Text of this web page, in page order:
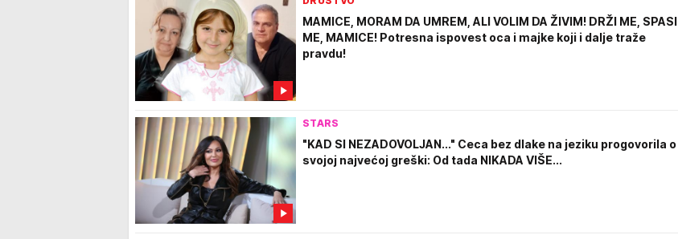
MAMICE, MORAM DA UMREM, ALI VOLIM DA ŽIVIM! DRŽI ME, SPASI
ME, MAMICE! Potresna ispovest oca i majke koji i dalje traže
pravdu!
STARS
"KAD SI NEZADOVOLJAN..." Ceca bez dlake na jeziku progovorila o
svojoj najvećoj greški: Od tada NIKADA VIŠE...